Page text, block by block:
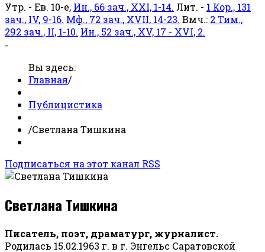
Утр. - Ев. 10-е, Ин., 66 зач., XXI, 1-14. Лит. - 1 Кор., 131
зач., IV, 9-16. Мф., 72 зач., XVII, 14-23. Вмч.: 2 Тим.,
292 зач., II, 1-10. Ин., 52 зач., XV, 17 - XVI, 2.
-
Вы здесь:
Главная/
Публицистика
/Светлана Тишкина
Подписаться на этот канал RSS
Светлана Тишкина
Писатель, поэт, драматург, журналист.
Родилась 15.02.1963 г. в г. Энгельс Саратовской